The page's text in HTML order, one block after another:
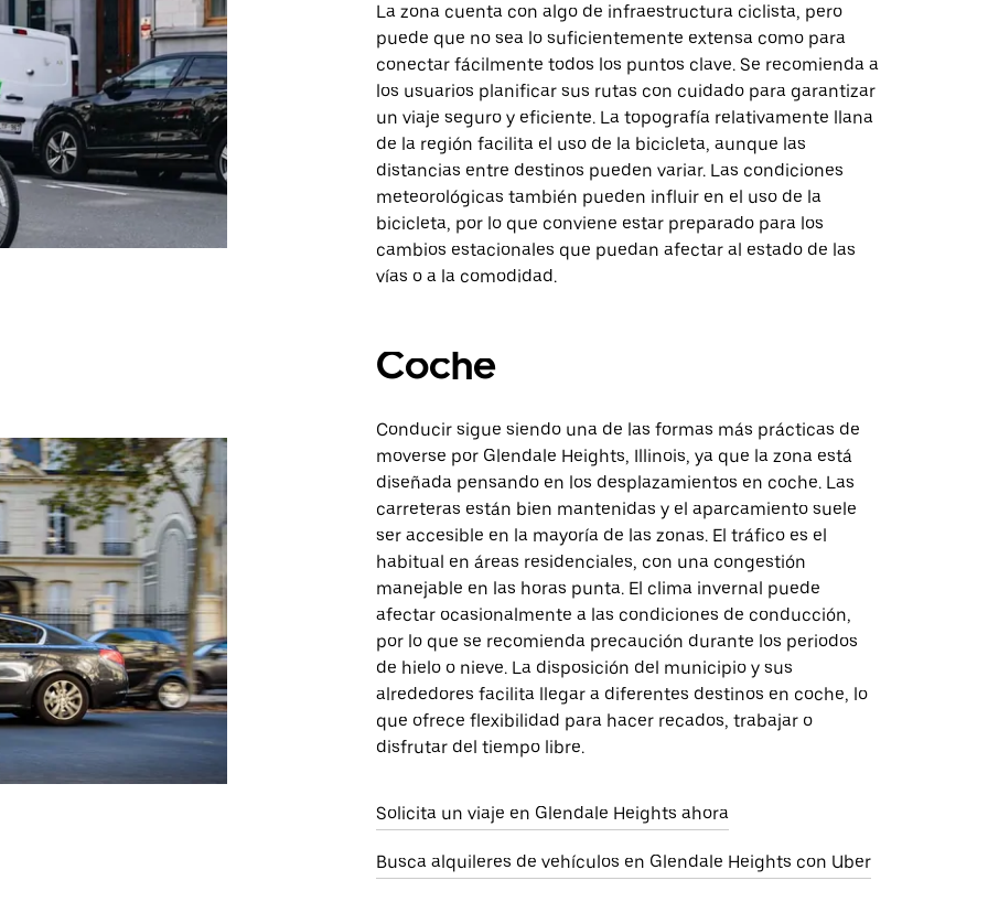
La zona cuenta con algo de infraestructura ciclista, pero
puede que no sea lo suficientemente extensa como para
conectar fácilmente todos los puntos clave. Se recomienda a
los usuarios planificar sus rutas con cuidado para garantizar
un viaje seguro y eficiente. La topografía relativamente llana
de la región facilita el uso de la bicicleta, aunque las
distancias entre destinos pueden variar. Las condiciones
meteorológicas también pueden influir en el uso de la
bicicleta, por lo que conviene estar preparado para los
cambios estacionales que puedan afectar al estado de las
vías o a la comodidad.
Coche
Conducir sigue siendo una de las formas más prácticas de
moverse por Glendale Heights, Illinois, ya que la zona está
diseñada pensando en los desplazamientos en coche. Las
carreteras están bien mantenidas y el aparcamiento suele
ser accesible en la mayoría de las zonas. El tráfico es el
habitual en áreas residenciales, con una congestión
manejable en las horas punta. El clima invernal puede
afectar ocasionalmente a las condiciones de conducción,
por lo que se recomienda precaución durante los periodos
de hielo o nieve. La disposición del municipio y sus
alrededores facilita llegar a diferentes destinos en coche, lo
que ofrece flexibilidad para hacer recados, trabajar o
disfrutar del tiempo libre.
Solicita un viaje en Glendale Heights ahora
Busca alquileres de vehículos en Glendale Heights con Uber